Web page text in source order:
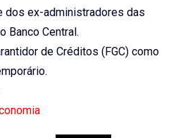
dos ex-administradores das
Banco Central.
de Créditos (FGC) como